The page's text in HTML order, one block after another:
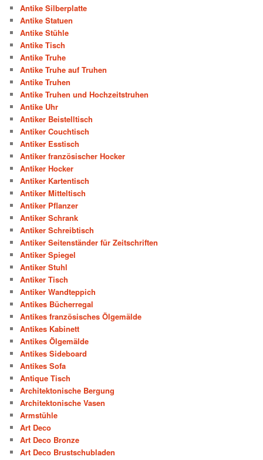
Antike Silberplatte
Antike Statuen
Antike Stühle
Antike Tisch
Antike Truhe
Antike Truhe auf Truhen
Antike Truhen
Antike Truhen und Hochzeitstruhen
Antike Uhr
Antiker Beistelltisch
Antiker Couchtisch
Antiker Esstisch
Antiker französischer Hocker
Antiker Hocker
Antiker Kartentisch
Antiker Mitteltisch
Antiker Pflanzer
Antiker Schrank
Antiker Schreibtisch
Antiker Seitenständer für Zeitschriften
Antiker Spiegel
Antiker Stuhl
Antiker Tisch
Antiker Wandteppich
Antikes Bücherregal
Antikes französisches Ölgemälde
Antikes Kabinett
Antikes Ölgemälde
Antikes Sideboard
Antikes Sofa
Antique Tisch
Architektonische Bergung
Architektonische Vasen
Armstühle
Art Deco
Art Deco Bronze
Art Deco Brustschubladen